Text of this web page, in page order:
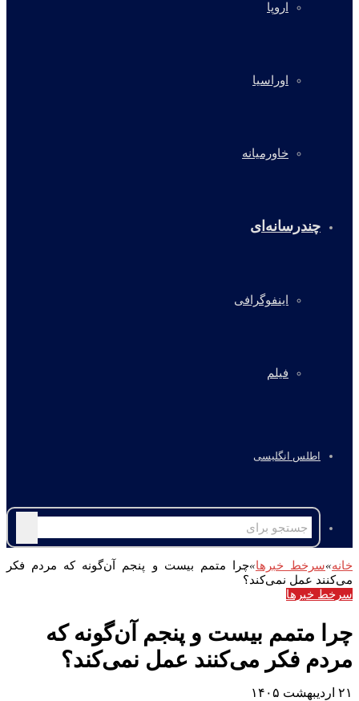
اروپا
اوراسیا
خاورمیانه
چندرسانه‌ای
اینفوگرافی
فیلم
اطلس انگلیسی
برای
خانه»سرخط خبرها»چرا متمم بیست و پنجم آن‌گونه که مردم فکر
می‌کنند عمل نمی‌کند؟
سرخط خبرها
چرا متمم بیست و پنجم آن‌گونه که
مردم فکر می‌کنند عمل نمی‌کند؟
۲۱ اردیبهشت ۱۴۰۵